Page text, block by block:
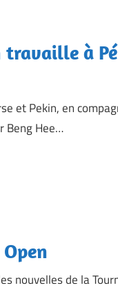
travaille à
et Pekin, en
Beng Hee…
nouvelles de la